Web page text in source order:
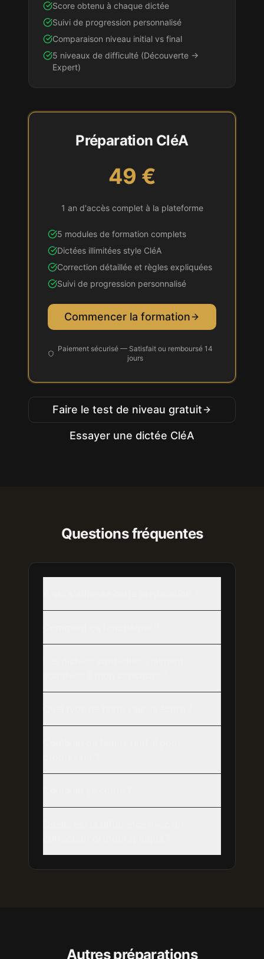
Score obtenu à chaque dictée
Suivi de progression personnalisé
Comparaison niveau initial vs final
5 niveaux de difficulté (Découverte →
Expert)
Préparation CléA
49 €
1 an d'accès complet à la plateforme
5 modules de formation complets
Dictées illimitées style CléA
Correction détaillée et règles expliquées
Suivi de progression personnalisé
Commencer la formation
Paiement sécurisé — Satisfait ou remboursé 14
jours
Faire le test de niveau gratuit
Essayer une dictée CléA
Questions fréquentes
Autres préparations